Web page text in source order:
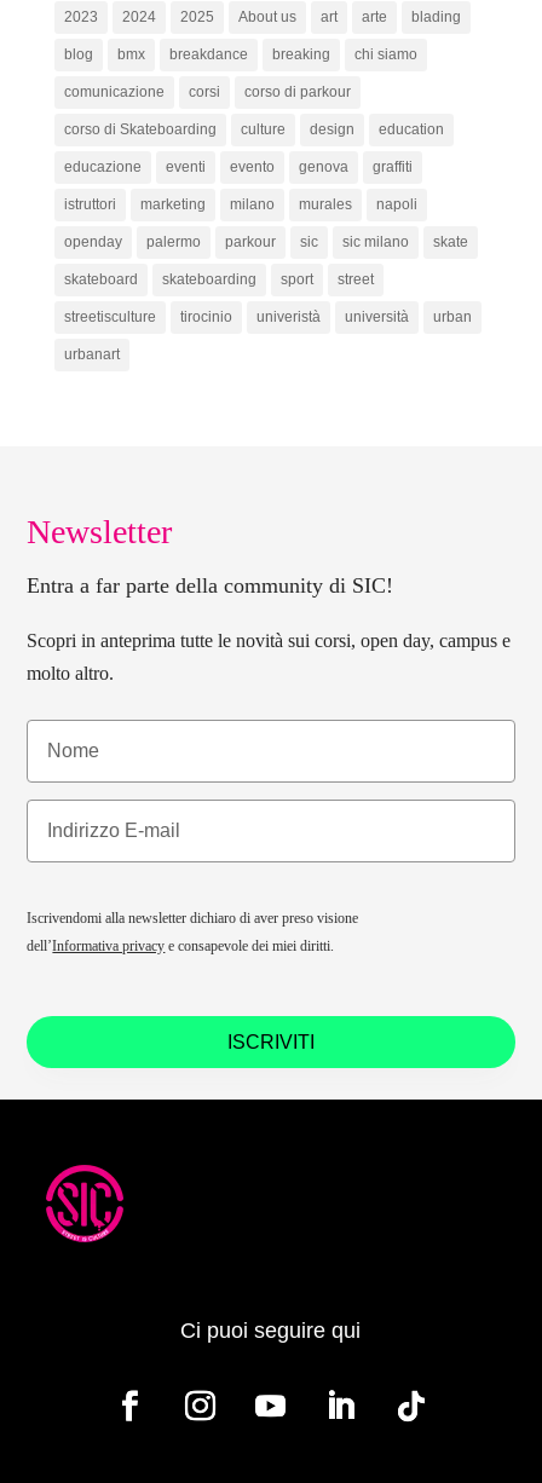
2023 2024 2025 About us art arte blading
blog bmx breakdance breaking chi siamo
comunicazione corsi corso di parkour
corso di Skateboarding culture design education
educazione eventi evento genova graffiti
istruttori marketing milano murales napoli
openday palermo parkour sic sic milano skate
skateboard skateboarding sport street
streetisculture tirocinio univeristà università urban
urbanart
Newsletter
Entra a far parte della community di SIC!
Scopri in anteprima tutte le novità sui corsi, open day, campus e
molto altro.
ISCRIVITI
Iscrivendomi alla newsletter dichiaro di aver preso visione
dell’Informativa privacy e consapevole dei miei diritti.
Ci puoi seguire qui